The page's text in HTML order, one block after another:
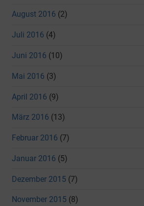
August 2016 (2)
Juli 2016 (4)
Juni 2016 (10)
Mai 2016 (3)
April 2016 (9)
März 2016 (13)
Februar 2016 (7)
Januar 2016 (5)
Dezember 2015 (7)
November 2015 (8)